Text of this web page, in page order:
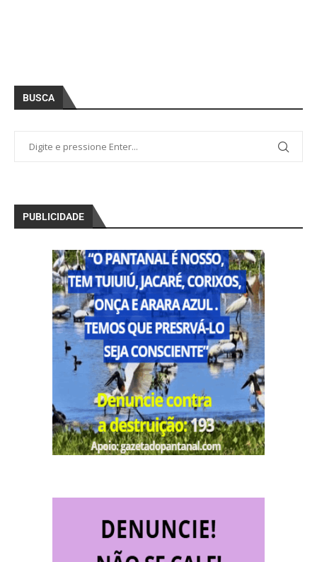
BUSCA
PUBLICIDADE